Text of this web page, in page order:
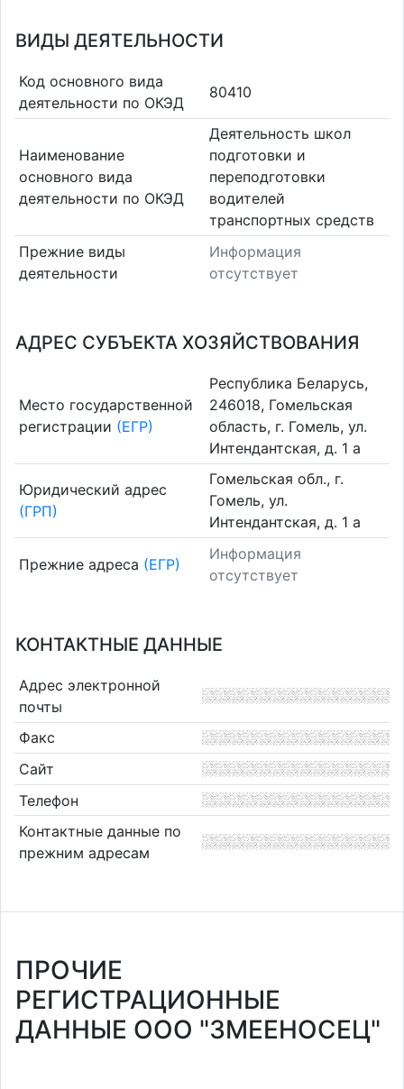
ВИДЫ ДЕЯТЕЛЬНОСТИ
Код основного вида
деятельности по ОКЭД
80410
Наименование
основного вида
деятельности по ОКЭД
Деятельность школ
подготовки и
переподготовки
водителей
транспортных средств
Прежние виды
деятельности
Информация
отсутствует
АДРЕС СУБЪЕКТА ХОЗЯЙСТВОВАНИЯ
Место государственной
регистрации (ЕГР)
Республика Беларусь,
246018, Гомельская
область, г. Гомель, ул.
Интендантская, д. 1 а
Юридический адрес
(ГРП)
Гомельская обл., г.
Гомель, ул.
Интендантская, д. 1 а
Прежние адреса (ЕГР)
Информация
отсутствует
КОНТАКТНЫЕ ДАННЫЕ
Адрес электронной
почты
Факс
Сайт
Телефон
Контактные данные по
прежним адресам
ПРОЧИЕ
РЕГИСТРАЦИОННЫЕ
ДАННЫЕ ООО "ЗМЕЕНОСЕЦ"